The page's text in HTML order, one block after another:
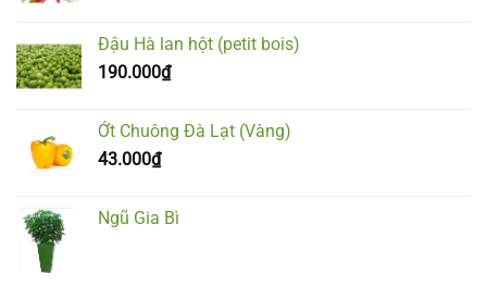
Đậu Hà lan hột (petit bois)
190.000₫
Ớt Chuông Đà Lạt (Vàng)
43.000₫
Ngũ Gia Bì